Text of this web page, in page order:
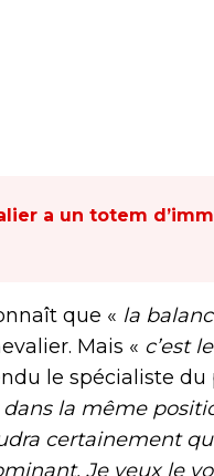
a un totem
que « la
Mais « c’est
le spécialiste du
la même
certainement
Je veux le